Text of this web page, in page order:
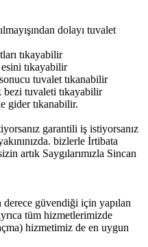
dolayı tuvalet
tıkayabilir
tıkayabilir
tuvalet tıkanabilir
bezi tuvaleti tıkayabilir
gider tıkanabilir.
garantili iş istiyorsanız
bizlerle İrtibata
artık Saygılarımızla Sincan
derece güvendiği için yapılan
tüm hizmetlerimizde
hizmetimiz de en uygun